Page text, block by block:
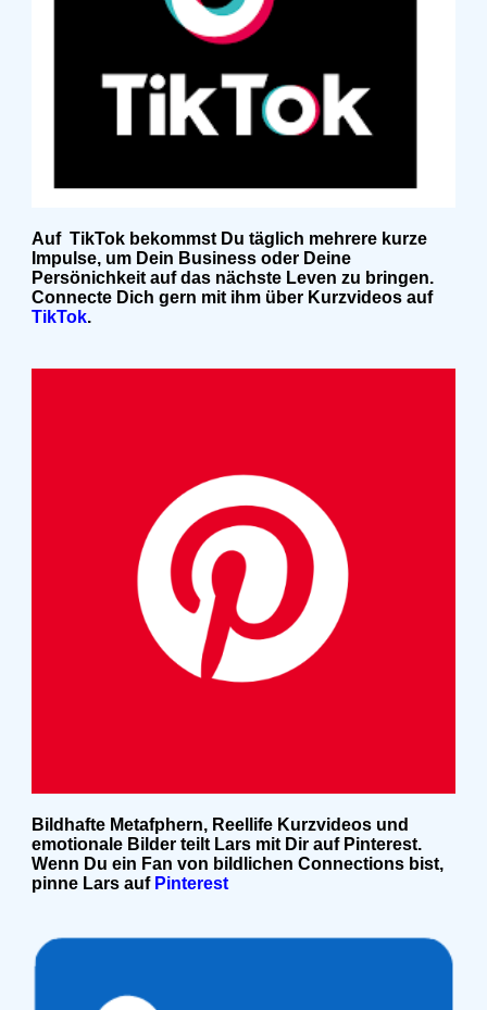
Auf TikTok bekommst Du täglich mehrere kurze
Impulse, um Dein Business oder Deine
Persönichkeit auf das nächste Leven zu bringen.
Connecte Dich gern mit ihm über Kurzvideos auf
TikTok.
Bildhafte Metafphern, Reellife Kurzvideos und
emotionale Bilder teilt Lars mit Dir auf Pinterest.
Wenn Du ein Fan von bildlichen Connections bist,
pinne Lars auf Pinterest